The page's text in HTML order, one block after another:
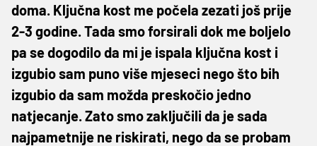
doma. Ključna kost me počela zezati još prije
2-3 godine. Tada smo forsirali dok me boljelo
pa se dogodilo da mi je ispala ključna kost i
izgubio sam puno više mjeseci nego što bih
izgubio da sam možda preskočio jedno
natjecanje. Zato smo zaključili da je sada
najpametnije ne riskirati, nego da se probam